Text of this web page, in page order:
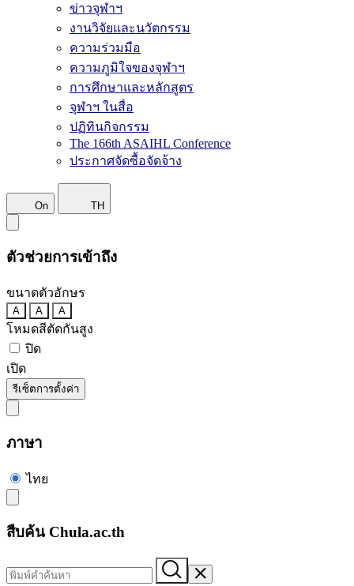
ข่าวจุฬาฯ
งานวิจัยและนวัตกรรม
ความร่วมมือ
ความภูมิใจของจุฬาฯ
การศึกษาและหลักสูตร
จุฬาฯ ในสื่อ
ปฏิทินกิจกรรม
The 166th ASAIHL Conference
ประกาศจัดซื้อจัดจ้าง
On TH
ตัวช่วยการเข้าถึง
ขนาดตัวอักษร
A A A
โหมดสีตัดกันสูง
ปิด
เปิด
รีเซ็ตการตั้งค่า
ภาษา
ไทย
สืบค้น Chula.ac.th